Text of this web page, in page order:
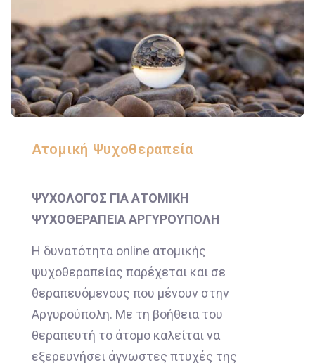
Ατομική Ψυχοθεραπεία
ΨΥΧΟΛΟΓΟΣ ΓΙΑ ΑΤΟΜΙΚΗ
ΨΥΧΟΘΕΡΑΠΕΙΑ ΑΡΓΥΡΟΥΠΟΛΗ
Η δυνατότητα online ατομικής
ψυχοθεραπείας παρέχεται και σε
θεραπευόμενους που μένουν στην
Αργυρούπολη. Με τη βοήθεια του
θεραπευτή το άτομο καλείται να
εξερευνήσει άγνωστες πτυχές της